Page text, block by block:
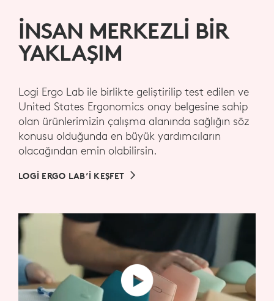
İNSAN MERKEZLI BIR
YAKLAŞIM
Logi Ergo Lab ile birlikte geliştirilip test edilen ve
United States Ergonomics onay belgesine sahip
olan ürünlerimizin çalışma alanında sağlığın söz
konusu olduğunda en büyük yardımcıların
olacağından emin olabilirsin.
LOGI ERGO LAB’I KEŞFET